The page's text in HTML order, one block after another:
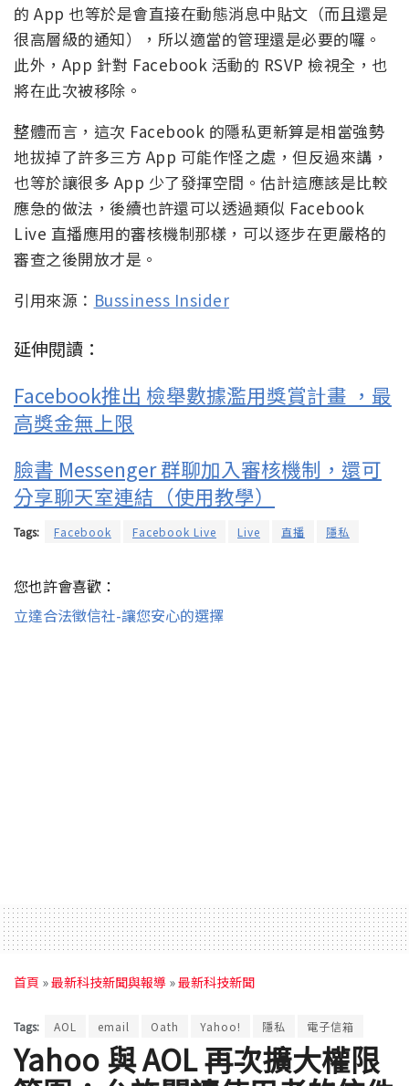
的 App 也等於是會直接在動態消息中貼文（而且還是
很高層級的通知），所以適當的管理還是必要的囉。
此外，App 針對 Facebook 活動的 RSVP 檢視全，也
將在此次被移除。
整體而言，這次 Facebook 的隱私更新算是相當強勢
地拔掉了許多三方 App 可能作怪之處，但反過來講，
也等於讓很多 App 少了發揮空間。估計這應該是比較
應急的做法，後續也許還可以透過類似 Facebook
Live 直播應用的審核機制那樣，可以逐步在更嚴格的
審查之後開放才是。
引用來源： Bussiness Insider
延伸閱讀：
Facebook推出 檢舉數據濫用獎賞計畫 ，最
高獎金無上限
臉書 Messenger 群聊加入審核機制，還可
分享聊天室連結（使用教學）
Tags: Facebook Facebook Live Live 直播 隱私
您也許會喜歡：
立達合法徵信社-讓您安心的選擇
首頁 »最新科技新聞與報導 »最新科技新聞
Tags: AOL email Oath Yahoo! 隱私 電子信箱
Yahoo 與 AOL 再次擴大權限